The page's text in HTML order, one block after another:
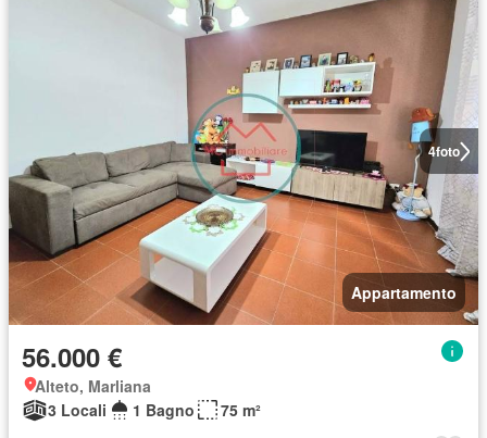
4foto
Appartamento
56.000 €
Alteto, Marliana
3 Locali
1 Bagno 75 m²